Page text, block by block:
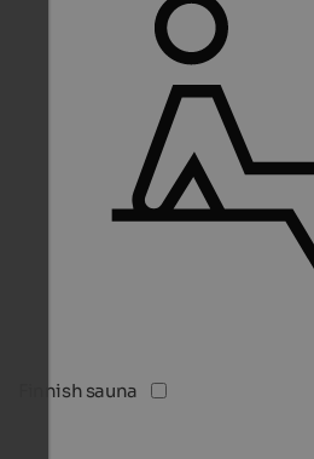
Finnish sauna